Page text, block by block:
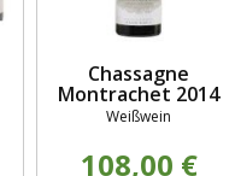
Chassagne
Montrachet 2014
Weißwein
108,00 €